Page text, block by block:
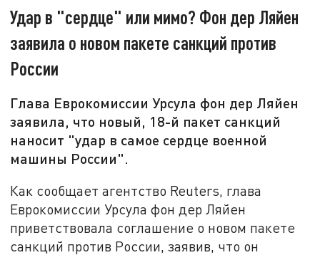
Удар в "сердце" или мимо? Фон дер Ляйен
заявила о новом пакете санкций против
России
Глава Еврокомиссии Урсула фон дер Ляйен
заявила, что новый, 18-й пакет санкций
наносит "удар в самое сердце военной
машины России".
Как сообщает агентство Reuters, глава
Еврокомиссии Урсула фон дер Ляйен
приветствовала соглашение о новом пакете
санкций против России, заявив, что он